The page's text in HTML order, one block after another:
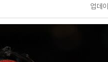
업데